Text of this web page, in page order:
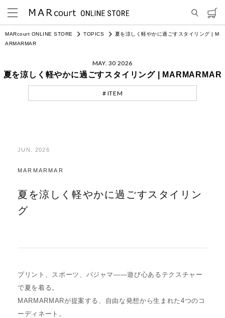
MARcourt ONLINE STORE TOPICS
夏を涼しく軽やかに過ごすスタイリング | M
ARMARMAR
MAY. 30 2026
夏を涼しく軽やかに過ごすスタイリング | MARMARMAR
# ITEM
JUN. 2026
MARMARMAR
夏を涼しく軽やかに過ごすスタイリン
グ
プリント、スポーツ、パジャマ——遊び心あるテクスチャー
で夏を着る。
MARMARMARが提案する、自由な発想から生まれた4つのコ
ーディネート。